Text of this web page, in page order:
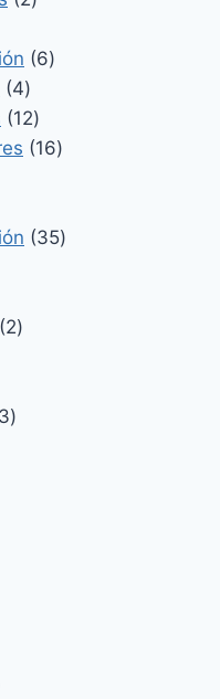
66
44
productos
1212
productos
1616
3535
22
33